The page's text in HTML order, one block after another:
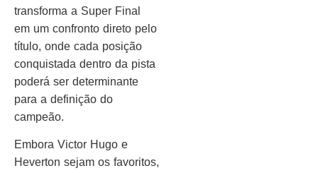
transforma a Super Final
em um confronto direto pelo
título, onde cada posição
conquistada dentro da pista
poderá ser determinante
para a definição do
campeão.
Embora Victor Hugo e
Heverton sejam os favoritos,